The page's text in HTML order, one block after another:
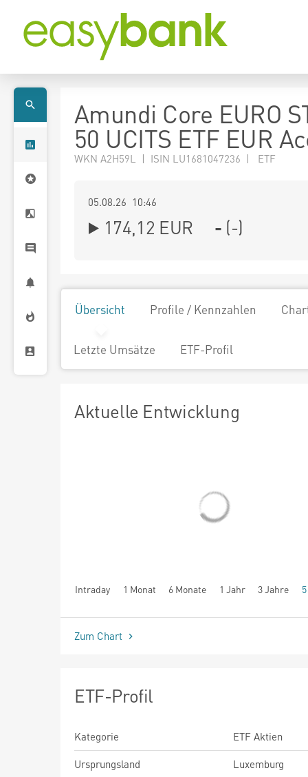
Amundi Core EURO
50 UCITS ETF EUR
WKN A2H59L | ISIN LU1681047236 | ETF
05.08.26 10:46
174,12 EUR - (-)
Übersicht Profile / Kennzahlen
Letzte Umsätze ETF-Profil
Aktuelle Entwicklung
Intraday 1 Monat 6 Monate 1 Jahr 3 Jahre
seit Beginn
Zum Chart
ETF-Profil
Kategorie
ETF Aktien
Ursprungsland
Luxemburg